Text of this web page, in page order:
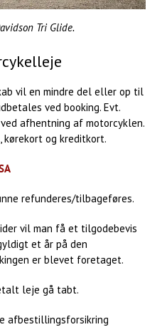
Tri Glide.
vil en mindre del eller op til
ved booking. Evt.
afhentning af motorcyklen.
kørekort og kreditkort.
refunderes/tilbageføres.
vil man få et tilgodebevis
et år på den
er blevet foretaget.
leje gå tabt.
afbestillingsforsikring